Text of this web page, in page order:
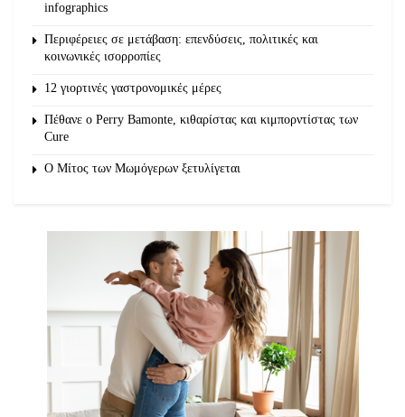
infographics
Περιφέρειες σε μετάβαση: επενδύσεις, πολιτικές και
κοινωνικές ισορροπίες
12 γιορτινές γαστρονομικές μέρες
Πέθανε ο Perry Bamonte, κιθαρίστας και κιμπορντίστας των
Cure
O Μίτος των Μωμόγερων ξετυλίγεται